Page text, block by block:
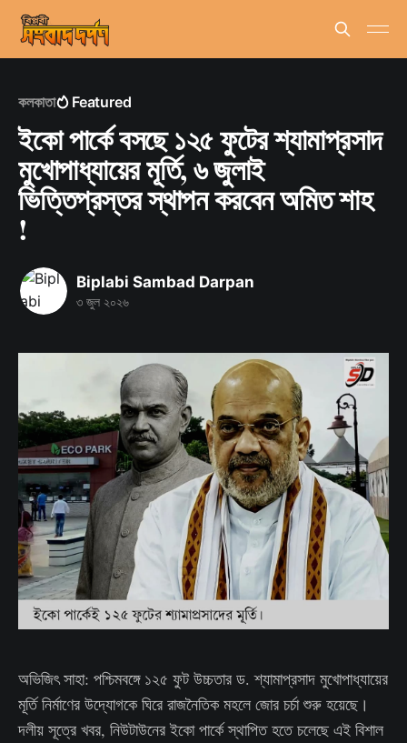
কলকাতা Featured
ইকো পার্কে বসছে ১২৫ ফুটের শ্যামাপ্রসাদ
মুখোপাধ্যায়ের মূর্তি, ৬ জুলাই
ভিত্তিপ্রস্তর স্থাপন করবেন অমিত শাহ
!
Biplabi Sambad Darpan
৩ জুল ২০২৬
অভিজিৎ সাহা: পশ্চিমবঙ্গে ১২৫ ফুট উচ্চতার ড. শ্যামাপ্রসাদ মুখোপাধ্যায়ের
মূর্তি নির্মাণের উদ্যোগকে ঘিরে রাজনৈতিক মহলে জোর চর্চা শুরু হয়েছে।
দলীয় সূত্রে খবর, নিউটাউনের ইকো পার্কে স্থাপিত হতে চলেছে এই বিশাল